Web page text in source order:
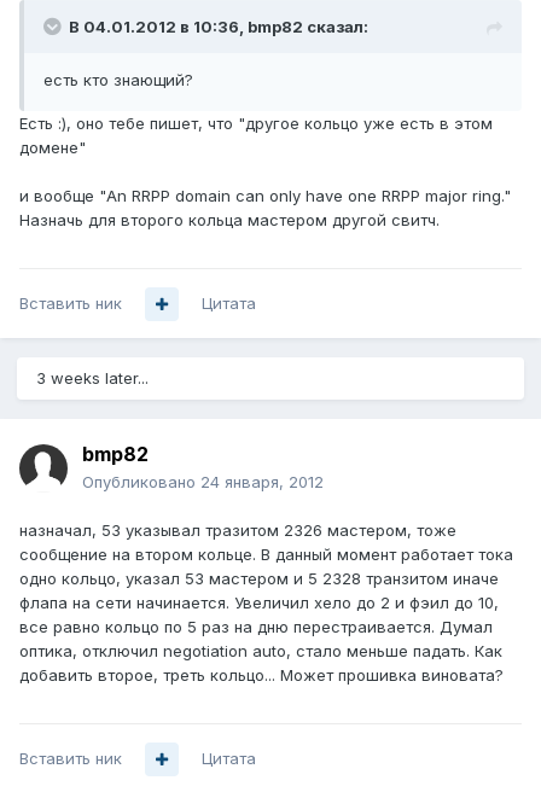
В 04.01.2012 в 10:36, bmp82 сказал:
есть кто знающий?
Есть :), оно тебе пишет, что "другое кольцо уже есть в этом
домене"
и вообще "An RRPP domain can only have one RRPP major ring."
Назначь для второго кольца мастером другой свитч.
Вставить ник Цитата
3 weeks later...
bmp82
Опубликовано 24 января, 2012
назначал, 53 указывал тразитом 2326 мастером, тоже
сообщение на втором кольце. В данный момент работает тока
одно кольцо, указал 53 мастером и 5 2328 транзитом иначе
флапа на сети начинается. Увеличил хело до 2 и фэил до 10,
все равно кольцо по 5 раз на дню перестраивается. Думал
оптика, отключил negotiation auto, стало меньше падать. Как
добавить второе, треть кольцо... Может прошивка виновата?
Вставить ник Цитата